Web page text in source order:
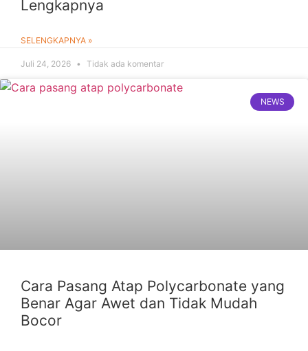
Lengkapnya
SELENGKAPNYA »
Juli 24, 2026 Tidak ada komentar
NEWS
Cara Pasang Atap Polycarbonate yang
Benar Agar Awet dan Tidak Mudah
Bocor